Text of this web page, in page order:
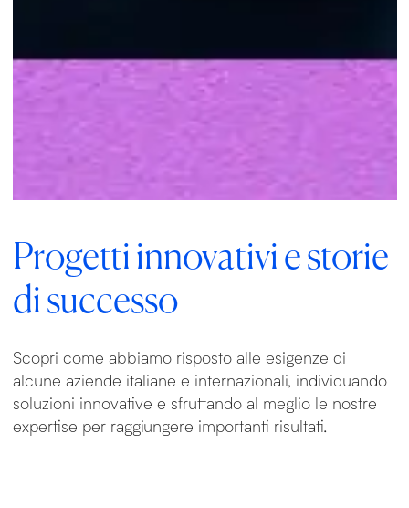
Progetti innovativi e storie
di successo
Scopri come abbiamo risposto alle esigenze di
alcune aziende italiane e internazionali, individuando
soluzioni innovative e sfruttando al meglio le nostre
expertise per raggiungere importanti risultati.